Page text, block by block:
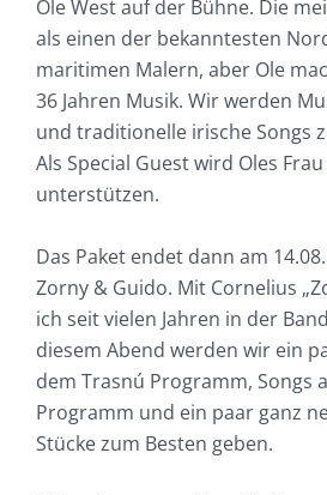
Ole West auf der Bühne. Die
als einen der bekanntesten
maritimen Malern, aber Ole
36 Jahren Musik. Wir werden
und traditionelle irische Songs
Als Special Guest wird Oles
unterstützen.
Das Paket endet dann am
Zorny & Guido. Mit Cornelius
ich seit vielen Jahren in der
diesem Abend werden wir ein
dem Trasnú Programm, Songs
Programm und ein paar ganz
Stücke zum Besten geben.